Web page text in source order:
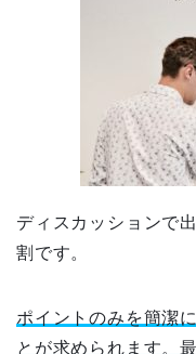
ディスカッションで
割です。
ポイントのみを簡潔
とが求められます。